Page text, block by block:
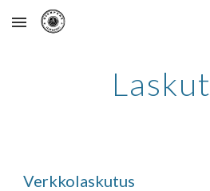
Skip to main content
Verkkolaskutus